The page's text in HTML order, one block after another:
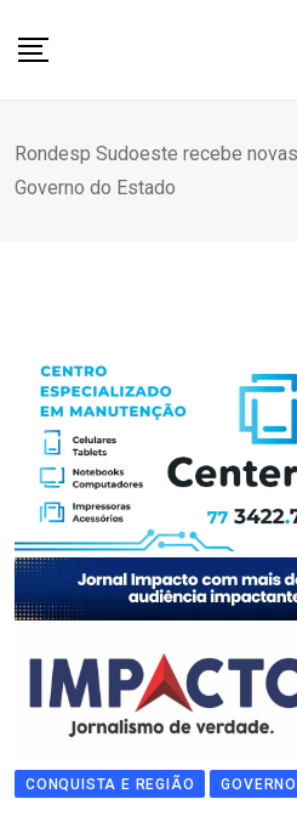
Rondesp Sudoeste recebe
Governo do Estado
CONQUISTA E REGIÃO